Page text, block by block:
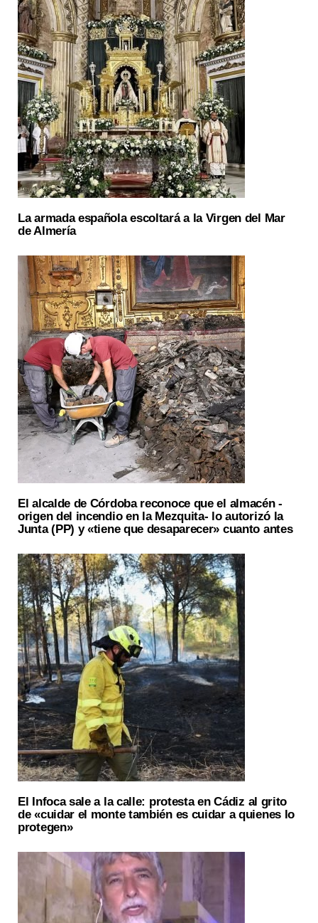
La armada española escoltará a la Virgen del Mar
de Almería
El alcalde de Córdoba reconoce que el almacén -
origen del incendio en la Mezquita- lo autorizó la
Junta (PP) y «tiene que desaparecer» cuanto antes
El Infoca sale a la calle: protesta en Cádiz al grito
de «cuidar el monte también es cuidar a quienes lo
protegen»